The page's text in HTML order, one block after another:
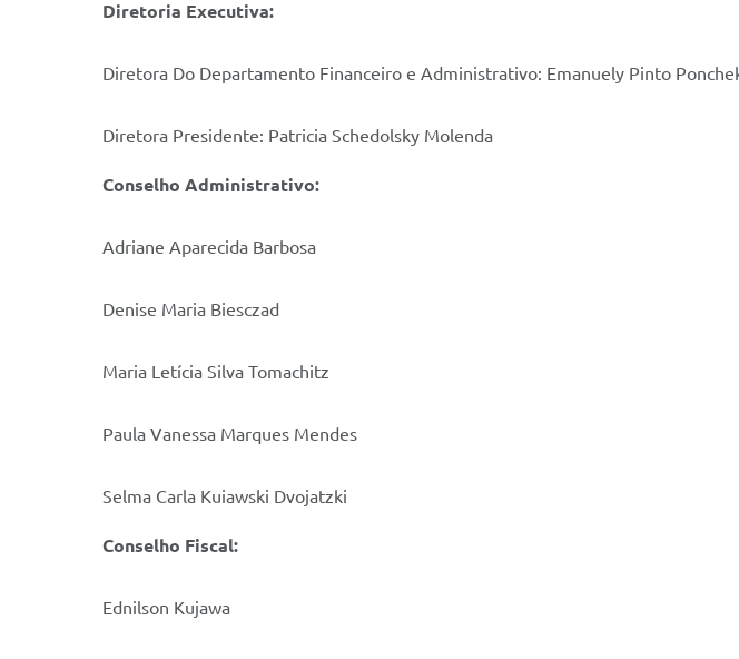
Diretoria Executiva:
Diretora Do Departamento Financeiro e Administrativo: Emanuely Pinto
Diretora Presidente: Patricia Schedolsky Molenda
Conselho Administrativo:
Adriane Aparecida Barbosa
Denise Maria Biesczad
Maria Letícia Silva Tomachitz
Paula Vanessa Marques Mendes
Selma Carla Kuiawski Dvojatzki
Conselho Fiscal:
Ednilson Kujawa